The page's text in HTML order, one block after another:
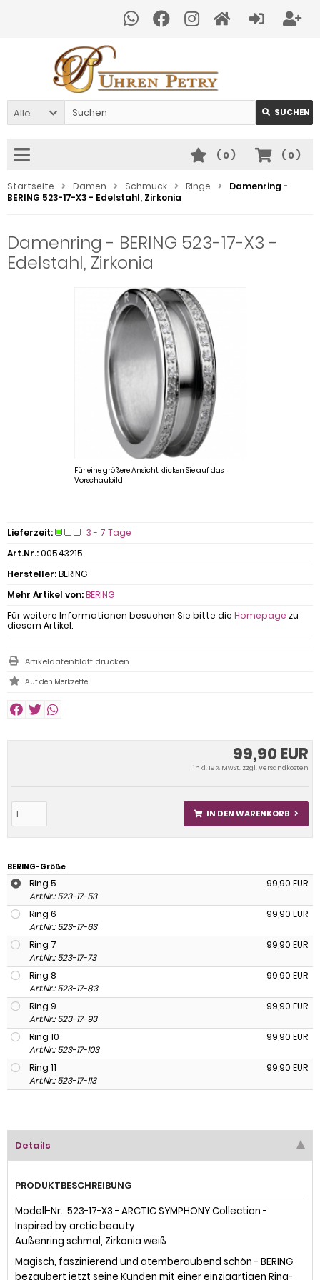
Alle SUCHEN
( 0)
( 0)
Startseite Damen Schmuck Ringe
Damenring -
BERING 523-17-X3 - Edelstahl, Zirkonia
Damenring - BERING 523-17-X3 -
Edelstahl, Zirkonia
Für eine größere Ansicht klicken Sie auf das
Vorschaubild
99,90 EUR
inkl. 19 % MwSt. zzgl.Versandkosten
IN DEN WARENKORB
Lieferzeit:
3 - 7 Tage
Art.Nr.:00543215
Hersteller:BERING
Mehr Artikel von:BERING
Für weitere Informationen besuchen Sie bitte die Homepage zu
diesem Artikel.
Artikeldatenblatt drucken
BERING-Größe
Ring 5
99,90 EUR
Art.Nr.: 523-17-53
Ring 6
99,90 EUR
Art.Nr.: 523-17-63
Ring 7
99,90 EUR
Art.Nr.: 523-17-73
Ring 8
99,90 EUR
Art.Nr.: 523-17-83
Ring 9
99,90 EUR
Art.Nr.: 523-17-93
Ring 10
99,90 EUR
Art.Nr.: 523-17-103
Ring 11
99,90 EUR
Art.Nr.: 523-17-113
Details
PRODUKTBESCHREIBUNG
Modell-Nr.: 523-17-X3 - ARCTIC SYMPHONY Collection -
Inspired by arctic beauty
Außenring schmal, Zirkonia weiß
Magisch, faszinierend und atemberaubend schön - BERING
bezaubert jetzt seine Kunden mit einer einzigartigen Ring-